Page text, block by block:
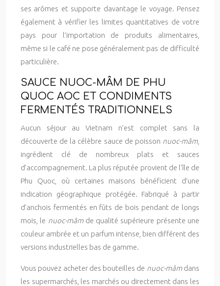
ses arômes et supporte davantage le voyage. Pensez
également à vérifier les limites quantitatives de votre
pays pour l’importation de produits alimentaires,
même si le café ne pose généralement pas de difficulté
particulière.
SAUCE NUOC-MÂM DE PHU
QUOC AOC ET CONDIMENTS
FERMENTÉS TRADITIONNELS
Aucun séjour au Vietnam n’est complet sans la
découverte de la célèbre sauce de poisson nuoc-mâm
ingrédient clé de nombreux plats et sauces
d’accompagnement. La plus réputée provient de l’île de
Phu Quoc, où certaines maisons bénéficient d’une
indication géographique protégée. Fabriqué à partir
d’anchois fermentés en fûts de bois pendant de longs
mois, le nuoc-mâmde qualité supérieure présente une
couleur ambrée et un parfum intense, bien différent des
versions industrielles bas de gamme.
Vous pouvez acheter des bouteilles de nuoc-mâmdans
les supermarchés, les marchés ou directement dans les